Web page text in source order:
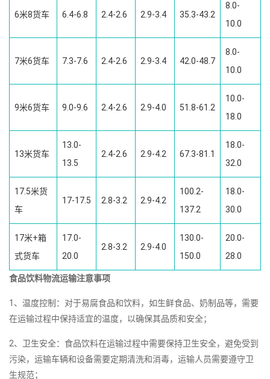
6米8货车 6.4-6.8 2.4-2.6 2.9-3.4 35.3-43.2
8.0-
10.0
7米6货车 7.3-7.6 2.4-2.6 2.9-3.4 42.0-48.7
8.0-
10.0
9米6货车 9.0-9.6 2.4-2.6 2.9-4.0 51.8-61.2
10.0-
18.0
13米货车
13.0-
13.5
2.4-2.6 2.9-4.2 67.3-81.1
18.0-
32.0
17.5米货
车
17-17.5 2.8-3.2 2.9-4.2
100.2-
137.2
18.0-
30.0
17米+箱
式货车
17.0-
20.0
2.8-3.2 2.9-4.0
130.0-
150.0
20.0-
28.0
食品饮料物流运输注意事项
1、温度控制：对于易腐食品和饮料，如生鲜食品、奶制品等，需要
在运输过程中保持适宜的温度，以确保其品质和安全；
2、卫生安全：食品饮料在运输过程中需要保持卫生安全，避免受到
污染，运输车辆和设备需要定期清洗和消毒，运输人员需要遵守卫
生规范；